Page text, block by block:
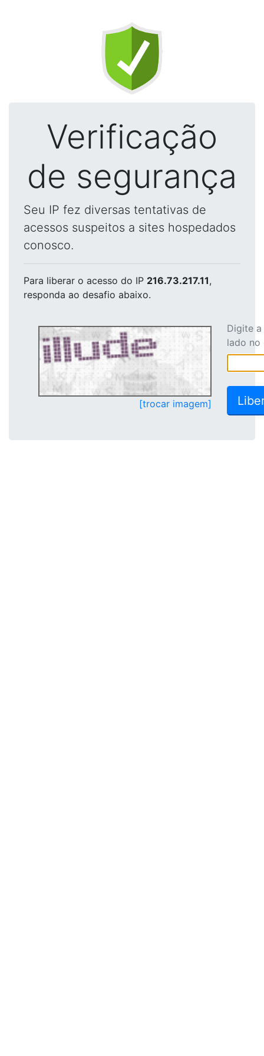
Verificação
de segurança
Seu IP fez diversas tentativas de
acessos suspeitos a sites hospedados
conosco.
Para liberar o acesso do IP 216.73.217.11,
responda ao desafio abaixo.
[trocar imagem]
Digite
lado no